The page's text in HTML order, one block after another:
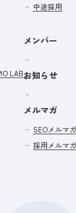
LAB
中途採用
メンバー
お知らせ
メルマガ
SEOメルマガ
採用メルマガ